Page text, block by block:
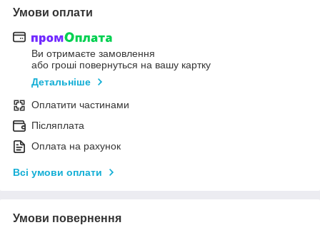
Умови оплати
Ви отримаєте замовлення
або гроші повернуться на вашу картку
Детальніше
Оплатити частинами
Післяплата
Оплата на рахунок
Всі умови оплати
Умови повернення